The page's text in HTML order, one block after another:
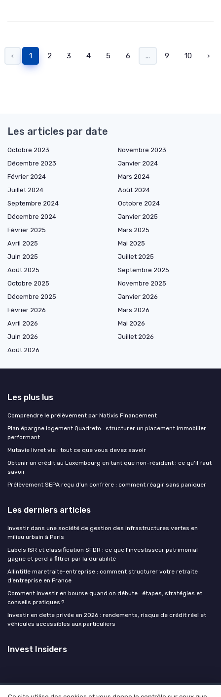
‹ 1 2 3 4 5 6 ... 9 10 ›
Les articles par date
Octobre 2023
Novembre 2023
Décembre 2023
Janvier 2024
Février 2024
Mars 2024
Juillet 2024
Août 2024
Septembre 2024
Octobre 2024
Décembre 2024
Janvier 2025
Février 2025
Mars 2025
Avril 2025
Mai 2025
Juin 2025
Juillet 2025
Août 2025
Septembre 2025
Octobre 2025
Novembre 2025
Décembre 2025
Janvier 2026
Février 2026
Mars 2026
Avril 2026
Mai 2026
Juin 2026
Juillet 2026
Août 2026
Les plus lus
Comprendre le prélèvement par Natixis Financement
Plan épargne logement Quadreto : structurer un placement immobilier
performant
Mutavie livret vie : tout ce que vous devez savoir
Obtenir un crédit au Luxembourg en tant que non-résident : ce qu'il faut
savoir
Prélèvement SEPA reçu d’un confrère : comment réagir sans paniquer
Les derniers articles
Investir dans une société de gestion des infrastructures vertes en
milieu urbain à Paris
Labels ISR et classification SFDR : ce que l'investisseur patrimonial
gagne et perd à filtrer par la durabilité
Allintitle maretraite-entreprise : comment structurer votre retraite
d’entreprise en France
Comment investir en bourse quand on débute : étapes, stratégies et
conseils pratiques ?
Investir en dette privée en 2026 : rendements, risque de crédit réel et
véhicules accessibles aux particuliers
Invest Insiders